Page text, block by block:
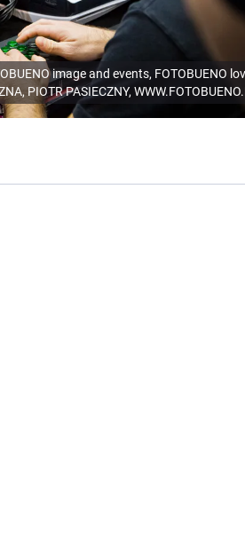
image and events, FOTOBUENO
PIOTR PASIECZNY,